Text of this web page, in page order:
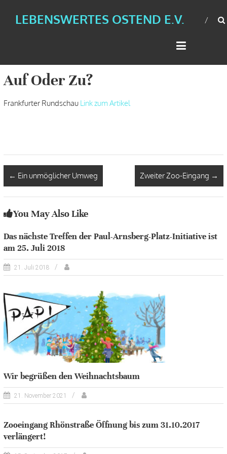
LEBENSWERTES OSTEND E.V.
Auf Oder Zu?
Frankfurter Rundschau Link zum Artikel
← Ein unmöglicher Umweg Zweiter Zoo-Eingang →
You May Also Like
Das nächste Treffen der Paul-Arnsberg-Platz-Initiative ist
am 25. Juli 2018
21. Juli 2018
Wir begrüßen den Weihnachtsbaum
21. November 2021
Zooeingang Rhönstraße Öffnung bis zum 31.10.2017
verlängert!